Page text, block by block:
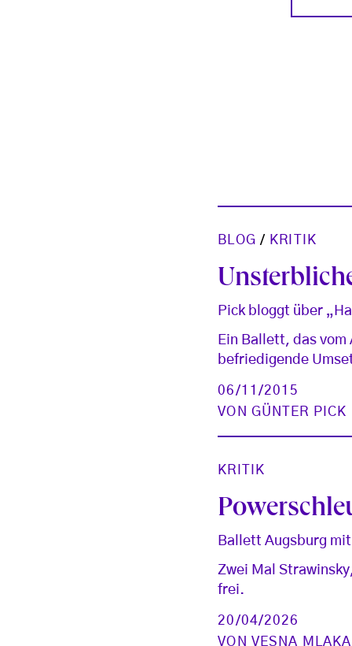
BLOG / KRITIK
Pick bloggt über
Ein Ballett, das
befriedigende
06/11/2015
VON GÜNTER PICK
KRITIK
Ballett Augsburg
Zwei Mal
frei.
20/04/2026
VON VESNA